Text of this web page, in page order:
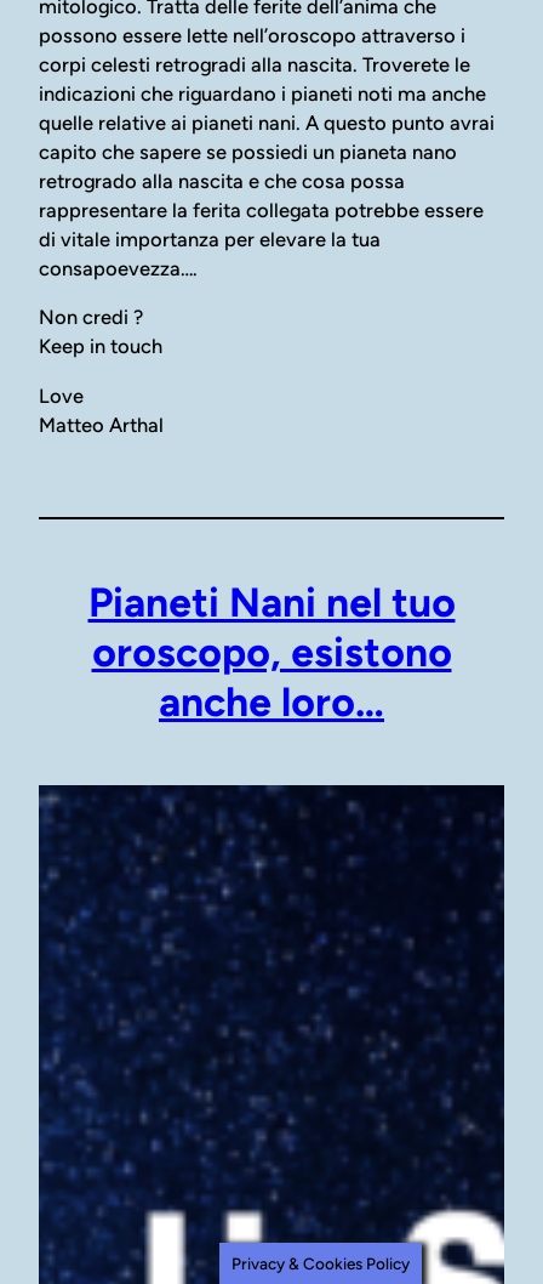
mitologico. Tratta delle ferite dell’anima che
possono essere lette nell’oroscopo attraverso i
corpi celesti retrogradi alla nascita. Troverete le
indicazioni che riguardano i pianeti noti ma anche
quelle relative ai pianeti nani. A questo punto avrai
capito che sapere se possiedi un pianeta nano
retrogrado alla nascita e che cosa possa
rappresentare la ferita collegata potrebbe essere
di vitale importanza per elevare la tua
consapoevezza….
Non credi ?
Keep in touch
Love
Matteo Arthal
Pianeti Nani nel tuo
oroscopo, esistono
anche loro…
Privacy & Cookies Policy